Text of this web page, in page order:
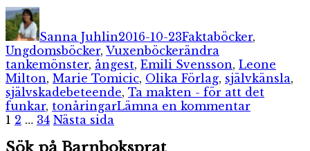
Författare
Sanna Juhlin2016-10-23Faktaböcker,
Ungdomsböcker, VuxenböckerEtiketter
ändra
tankemönster, ångest, Emili Svensson, Leone
Milton, Marie Tomicic, Olika Förlag, självkänsla,
självskadebeteende, Ta makten - för att det
funkar, tonåringarLämna en kommentartill
Sidnumrering
för
Sida
1 Sida
2 … Sida
34 Nästa sida